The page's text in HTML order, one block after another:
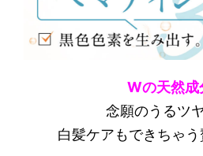
Wの天然成
念願のうるツ
白髪ケアもできちゃ